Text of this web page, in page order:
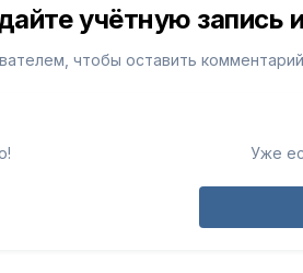
учётную запись
чтобы оставить комментарий
Уже